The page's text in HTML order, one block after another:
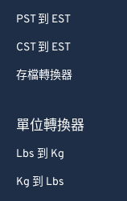
PST 到 EST
CST 到 EST
存檔轉換器
單位轉換器
Lbs 到 Kg
Kg 到 Lbs